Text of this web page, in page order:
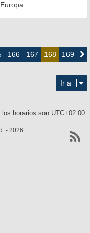
166 167 168 169
Ir a
los horarios son UTC+02:00
- 2026